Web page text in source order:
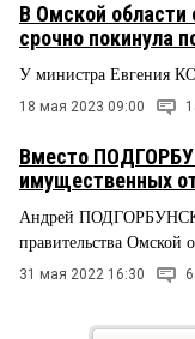
В Омской
срочно покинула
У министра Евгения
18 мая 2023 09:00
Вместо
имущественных
Андрей
правительства Омской
31 мая 2022 16:30 6